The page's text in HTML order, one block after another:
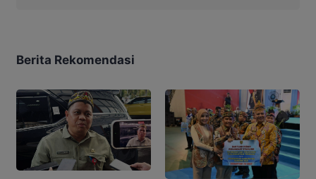
Berita Rekomendasi